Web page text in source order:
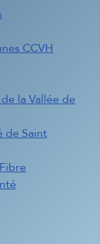
CCVH
la Vallée de
de Saint